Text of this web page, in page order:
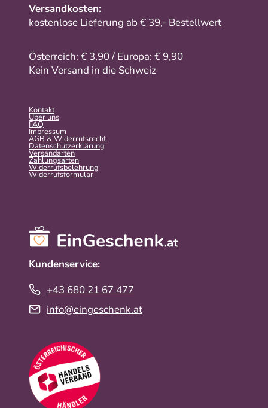
Versandkosten:
kostenlose Lieferung ab € 39,- Bestellwert
Österreich: € 3,90 / Europa: € 9,90
Kein Versand in die Schweiz
Kontakt
Über uns
FAQ
Impressum
AGB & Widerrufsrecht
Datenschutzerklärung
Versandarten
Zahlungsarten
Widerrufsbelehrung
Widerrufs­formular
Kundenservice:
+43 680 21 67 477
info@eingeschenk.at